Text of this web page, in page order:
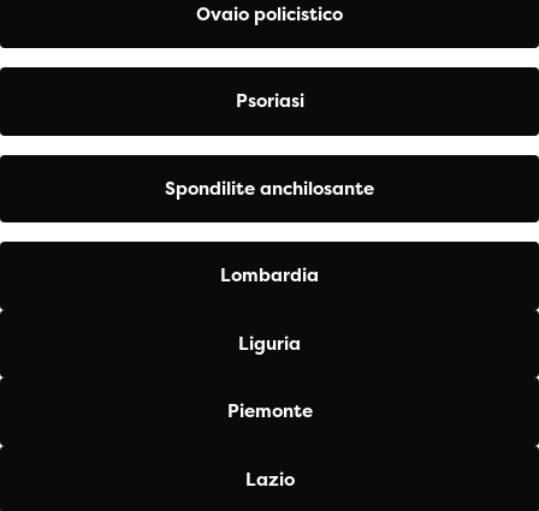
Ovaio policistico
Psoriasi
Spondilite anchilosante
Lombardia
Liguria
Piemonte
Lazio